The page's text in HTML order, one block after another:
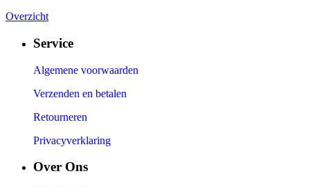
Overzicht
Service
Algemene voorwaarden
Verzenden en betalen
Retourneren
Privacyverklaring
Over Ons